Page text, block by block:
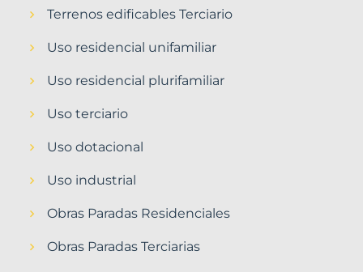
Terrenos edificables Terciario
Uso residencial unifamiliar
Uso residencial plurifamiliar
Uso terciario
Uso dotacional
Uso industrial
Obras Paradas Residenciales
Obras Paradas Terciarias